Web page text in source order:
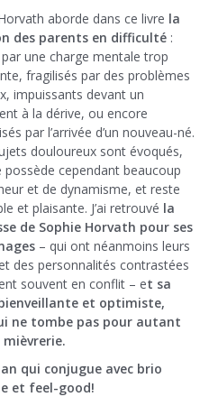
aborde dans ce livre la
des parents en difficulté :
une charge mentale trop
fragilisés par des problèmes
impuissants devant un
à la dérive, ou encore
par l’arrivée d’un nouveau-né.
douloureux sont évoqués,
possède cependant beaucoup
et de dynamisme, et reste
et plaisante. J’ai retrouvé la
de Sophie Horvath pour ses
– qui ont néanmoins leurs
des personnalités contrastées
souvent en conflit – et sa
et optimiste,
ne tombe pas pour autant
qui conjugue avec brio
et feel-good!